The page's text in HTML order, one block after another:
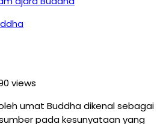
views
umat Buddha dikenal sebagai
pada kesunyataan yang